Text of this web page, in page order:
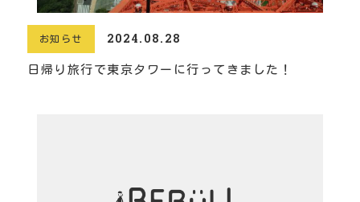
お知らせ 2024.08.28
日帰り旅行で東京タワーに行ってきました！